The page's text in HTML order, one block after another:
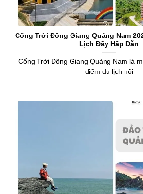
Cổng Trời Đông Giang Quảng Nam
Lịch Đầy Hấp Dẫn
Cổng Trời Đông Giang Quảng Nam là
điểm du lịch nổi